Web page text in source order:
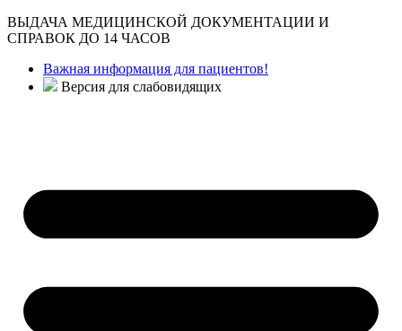
ВЫДАЧА МЕДИЦИНСКОЙ ДОКУМЕНТАЦИИ И
СПРАВОК ДО 14 ЧАСОВ
Важная информация для пациентов!
Версия для слабовидящих